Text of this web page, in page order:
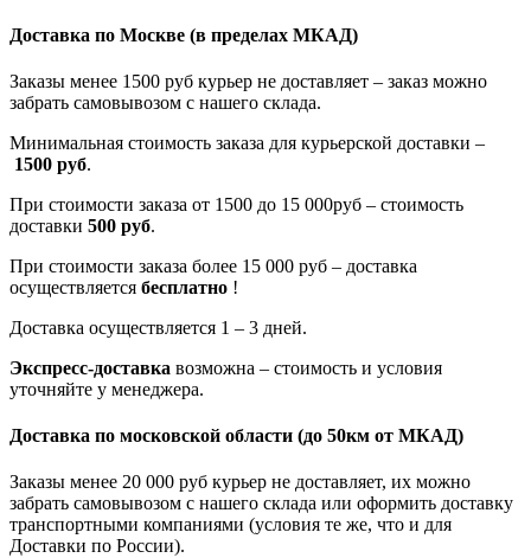
Доставка по Москве (в пределах МКАД)
Заказы менее 1500 руб курьер не доставляет – заказ можно
забрать самовывозом с нашего склада.
Минимальная стоимость заказа для курьерской доставки –
1500 руб.
При стоимости заказа от 1500 до 15 000руб – стоимость
доставки 500 руб.
При стоимости заказа более 15 000 руб – доставка
осуществляется бесплатно !
Доставка осуществляется 1 – 3 дней.
Экспресс-доставка возможна – стоимость и условия
уточняйте у менеджера.
Доставка по московской области (до 50км от МКАД)
Заказы менее 20 000 руб курьер не доставляет, их можно
забрать самовывозом с нашего склада или оформить доставку
транспортными компаниями (условия те же, что и для
Доставки по России).